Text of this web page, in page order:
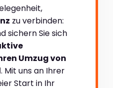
zu verbinden:
sichern Sie sich
Umzug von
. Mit uns an Ihrer
Start in Ihr